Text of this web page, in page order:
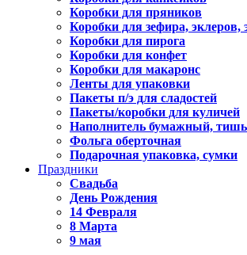
Коробки для пряников
Коробки для зефира, эклеров,
Коробки для пирога
Коробки для конфет
Коробки для макаронс
Ленты для упаковки
Пакеты п/э для сладостей
Пакеты/коробки для куличей
Наполнитель бумажный,
Фольга оберточная
Подарочная упаковка, сумки
Праздники
Свадьба
День Рождения
14 Февраля
8 Марта
9 мая